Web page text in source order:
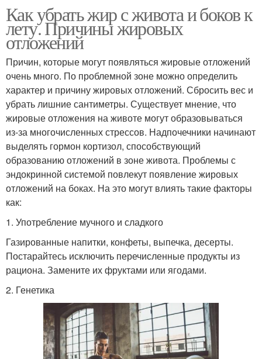
Как убрать жир с живота и боков к
лету. Причины жировых
отложений
Причин, которые могут появляться жировые отложений
очень много. По проблемной зоне можно определить
характер и причину жировых отложений. Сбросить вес и
убрать лишние сантиметры. Существует мнение, что
жировые отложения на животе могут образовываться
из-за многочисленных стрессов. Надпочечники начинают
выделять гормон кортизол, способствующий
образованию отложений в зоне живота. Проблемы с
эндокринной системой повлекут появление жировых
отложений на боках. На это могут влиять такие факторы
как:
1. Употребление мучного и сладкого
Газированные напитки, конфеты, выпечка, десерты.
Постарайтесь исключить перечисленные продукты из
рациона. Замените их фруктами или ягодами.
2. Генетика